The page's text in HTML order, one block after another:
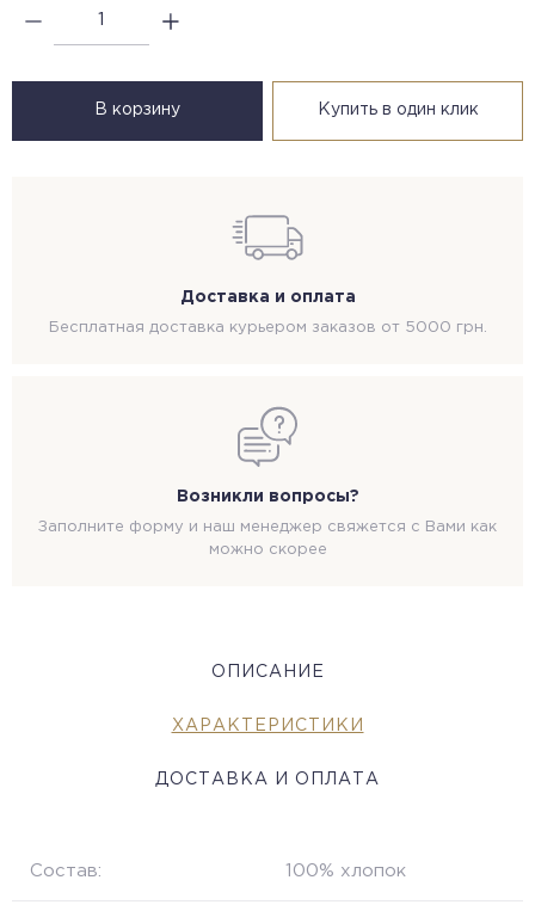
В корзину Купить в один клик
Доставка и оплата
Бесплатная доставка курьером заказов от 5000 грн.
Возникли вопросы?
Заполните форму и наш менеджер свяжется с Вами как
можно скорее
ОПИСАНИЕ
ХАРАКТЕРИСТИКИ
ДОСТАВКА И ОПЛАТА
Состав: 100% хлопок